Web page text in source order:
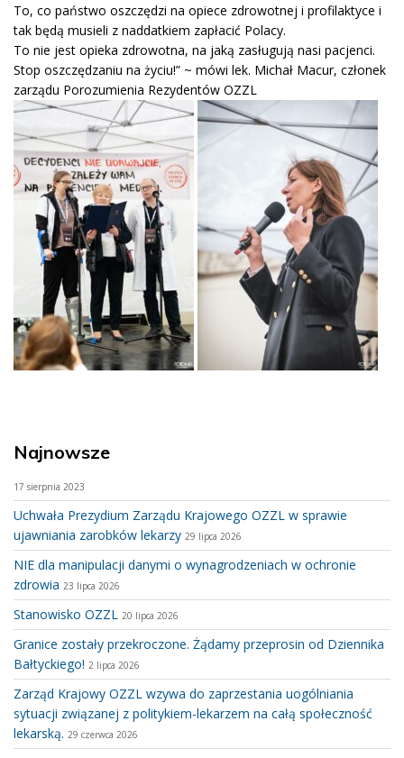
To, co państwo oszczędzi na opiece zdrowotnej i profilaktyce i
tak będą musieli z naddatkiem zapłacić Polacy.
To nie jest opieka zdrowotna, na jaką zasługują nasi pacjenci.
Stop oszczędzaniu na życiu!” ~ mówi lek. Michał Macur, członek
zarządu Porozumienia Rezydentów OZZL
Najnowsze
17 sierpnia 2023
Uchwała Prezydium Zarządu Krajowego OZZL w sprawie
ujawniania zarobków lekarzy 29 lipca 2026
NIE dla manipulacji danymi o wynagrodzeniach w ochronie
zdrowia 23 lipca 2026
Stanowisko OZZL 20 lipca 2026
Granice zostały przekroczone. Żądamy przeprosin od Dziennika
Bałtyckiego! 2 lipca 2026
Zarząd Krajowy OZZL wzywa do zaprzestania uogólniania
sytuacji związanej z politykiem-lekarzem na całą społeczność
lekarską. 29 czerwca 2026